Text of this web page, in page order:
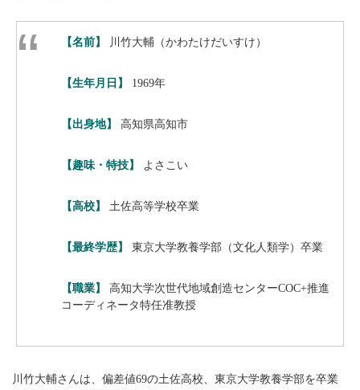
【名前】 川竹大輔（かわたけだいすけ）
【生年月日】 1969年
【出身地】 高知県高知市
【趣味・特技】 よさこい
【高校】 土佐高等学校卒業
【最終学歴】 東京大学教養学部（文化人類学）卒業
【職業】
高知大学次世代地域創造センターCOC+推進
コーディネータ特任准教授
川竹大輔さんは、偏差値69の土佐高校、東京大学教養学部を卒業